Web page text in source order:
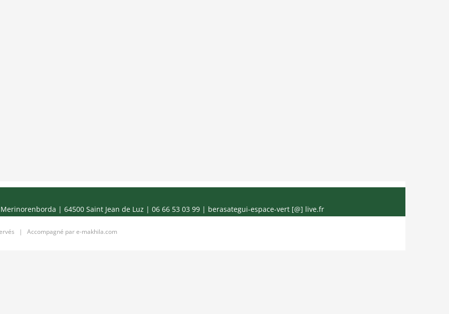
| 64500 Saint Jean de Luz | 06 66 53 03 99 | berasategui-espace-vert [@] live.fr
| Accompagné pare-makhila.com